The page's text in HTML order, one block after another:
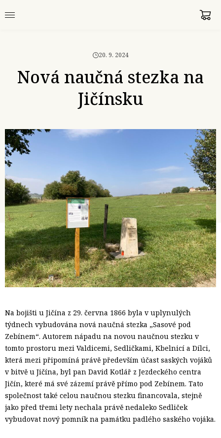
20. 9. 2024
Nová naučná stezka na
Jičínsku
Na bojišti u Jičína z 29. června 1866 byla v uplynulých
týdnech vybudována nová naučná stezka „Sasové pod
Zebínem“. Autorem nápadu na novou naučnou stezku v
tomto prostoru mezi Valdicemi, Sedličkami, Kbelnicí a Dílci,
která mezi připomíná právě především účast saských vojáků
v bitvě u Jičína, byl pan David Kotlář z Jezdeckého centra
Jičín, které má své zázemí právě přímo pod Zebínem. Tato
společnost také celou naučnou stezku financovala, stejně
jako před třemi lety nechala právě nedaleko Sedliček
vybudovat nový pomník na památku padlého saského vojáka.